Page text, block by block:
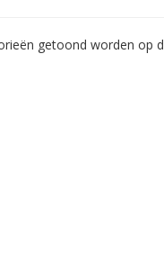
getoond worden op